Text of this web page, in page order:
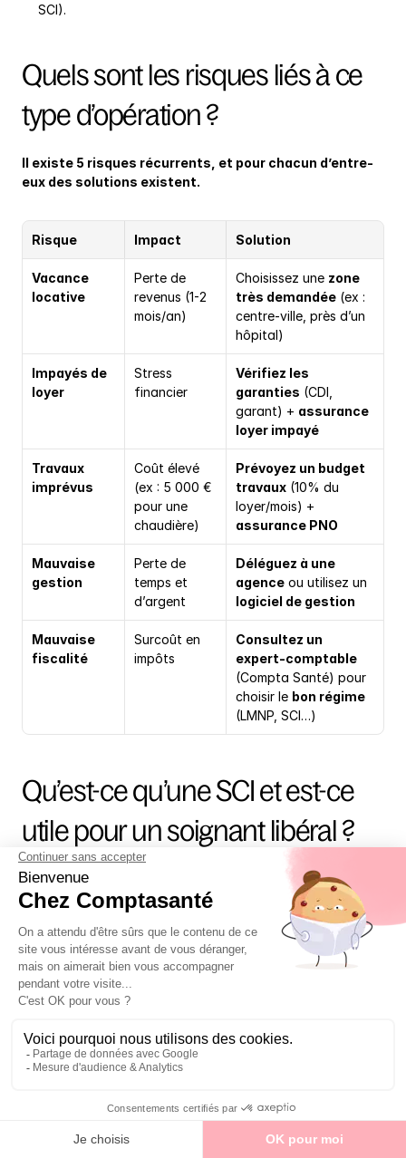
SCI).
Quels sont les risques liés à ce
type d’opération ?
Il existe 5 risques récurrents, et pour chacun d’entre-
eux des solutions existent.
Risque Impact Solution
Vacance
locative
Perte de
revenus (1-2
mois/an)
Choisissez une zone
très demandée (ex :
centre-ville, près d’un
hôpital)
Impayés de
loyer
Stress
financier
Vérifiez les
garanties (CDI,
garant) + assurance
loyer impayé
Travaux
imprévus
Coût élevé
(ex : 5 000 €
pour une
chaudière)
Prévoyez un budget
travaux (10% du
assurance PNO
Mauvaise
gestion
Perte de
temps et
d’argent
Déléguez à une
agence
logiciel de gestion
Mauvaise
fiscalité
Surcoût en
impôts
Consultez un
expert-comptable
(Compta Santé) pour
choisir le bon régime
(LMNP, SCI…)
Qu’est-ce qu’une SCI et est-ce
utile pour un soignant libéral ?
Une SCI (Société Civile Immobilière)
se définit comme
une société qui permet de :
Détenir un bien immobilier à plusieurs
(ex : avec votre
conjoint ou vos enfants).
Optimiser la fiscalité
loyers).
personnels et professionnels).
Si la SCI implique un coût de création et oblige à une
facilitée et des réductions d’impôts.